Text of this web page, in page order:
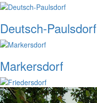
Deutsch-Paulsdorf
Markersdorf